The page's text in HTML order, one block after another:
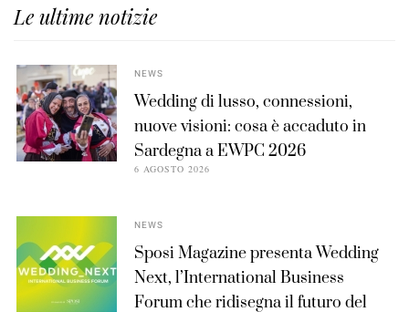
Le ultime notizie
NEWS
Wedding di lusso, connessioni,
nuove visioni: cosa è accaduto in
Sardegna a EWPC 2026
6 AGOSTO 2026
NEWS
Sposi Magazine presenta Wedding
Next, l’International Business
Forum che ridisegna il futuro del